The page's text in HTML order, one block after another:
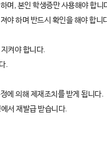
며, 본인 학생증만 사용해야 합니
야 하며 반드시 확인을 해야 합니
켜야 합니다.
.
에 의해 제재조치를 받게 됩니다.
서 재발급 받습니다.